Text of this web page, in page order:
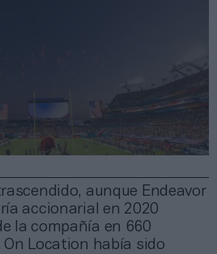
aunque Endeavor
accionarial en 2020
la compañía en 660
On Location había sido